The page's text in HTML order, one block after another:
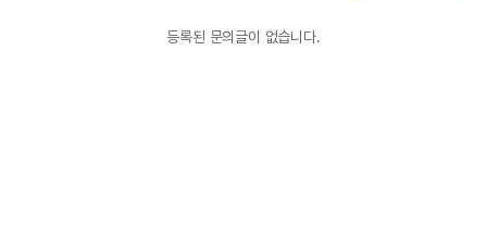
등록된 문의글이 없습니다.